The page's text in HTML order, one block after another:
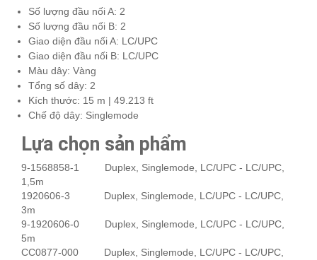
Số lượng đầu nối A: 2
Số lượng đầu nối B: 2
Giao diện đầu nối A: LC/UPC
Giao diện đầu nối B: LC/UPC
Màu dây: Vàng
Tổng số dây: 2
Kích thước: 15 m | 49.213 ft
Chế độ dây: Singlemode
Lựa chọn sản phẩm
9-1568858-1 Duplex, Singlemode, LC/UPC - LC/UPC,
1,5m
1920606-3 Duplex, Singlemode, LC/UPC - LC/UPC,
3m
9-1920606-0 Duplex, Singlemode, LC/UPC - LC/UPC,
5m
CC0877-000 Duplex, Singlemode, LC/UPC - LC/UPC,